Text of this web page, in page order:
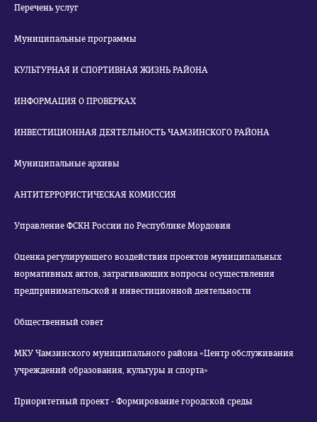
Перечень услуг
Муниципальные программы
КУЛЬТУРНАЯ И СПОРТИВНАЯ ЖИЗНЬ РАЙОНА
ИНФОРМАЦИЯ О ПРОВЕРКАХ
ИНВЕСТИЦИОННАЯ ДЕЯТЕЛЬНОСТЬ ЧАМЗИНСКОГО РАЙОНА
Муниципальные архивы
АНТИТЕРРОРИСТИЧЕСКАЯ КОМИССИЯ
Управление ФСКН России по Республике Мордовия
Оценка регулирующего воздействия проектов муниципальных
нормативных актов, затрагивающих вопросы осуществления
предпринимательской и инвестиционной деятельности
Общественный совет
МКУ Чамзинского муниципального района «Центр обслуживания
учреждений образования, культуры и спорта»
Приоритетный проект - Формирование городской среды